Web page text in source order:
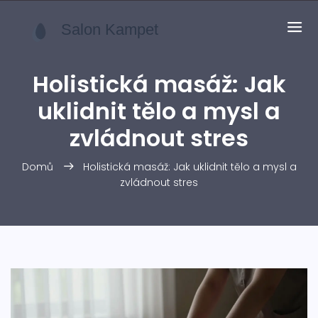
Holistická masáž: Jak
uklidnit tělo a mysl a
zvládnout stres
Domů
Holistická masáž: Jak uklidnit tělo a mysl a
zvládnout stres